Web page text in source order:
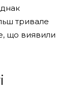
тривале
що виявили